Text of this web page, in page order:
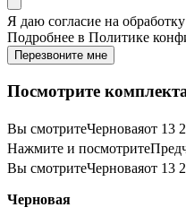
Я даю согласие на
Подробнее в Политике
Перезвоните мне
Посмотрите
Вы смотритеЧерноваяот 13
Нажмите и посмотрите
Вы смотритеЧерноваяот 13
Черновая